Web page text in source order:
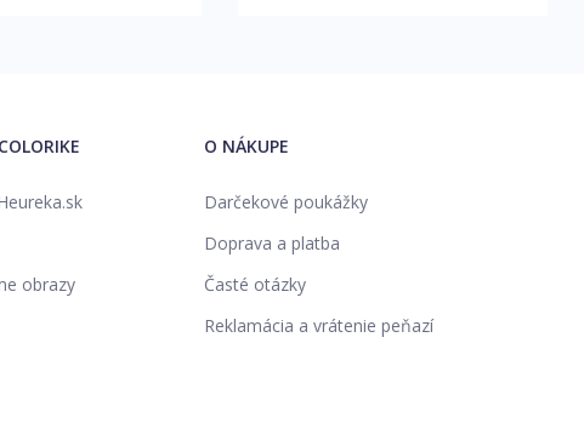
obrazy
O NÁKUPE
Darčekové poukážky
Doprava a platba
Časté otázky
Reklamácia a vrátenie peňazí